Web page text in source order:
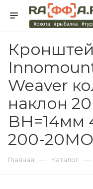
Weaver
наклон
BH=14мм
200-
Главная — Каталог —